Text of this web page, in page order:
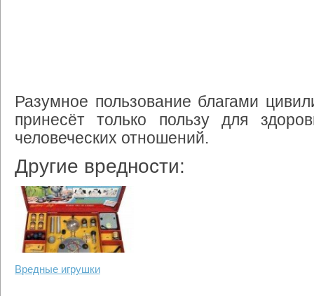
Разумное пользование благами
принесёт
только пользу для
человеческих отношений.
Другие вредности:
Вредные игрушки